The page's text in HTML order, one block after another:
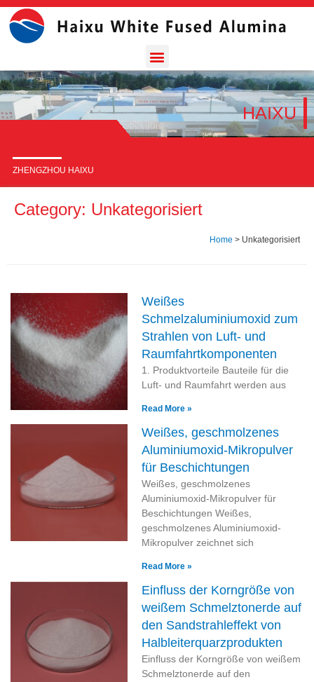
HAIXU
ZHENGZHOU HAIXU
Category: Unkategorisiert
Home > Unkategorisiert
Weißes
Schmelzaluminiumoxid zum
Strahlen von Luft- und
Raumfahrtkomponenten
1. Produktvorteile Bauteile für die
Luft- und Raumfahrt werden aus
Read More »
Weißes, geschmolzenes
Aluminiumoxid-Mikropulver
für Beschichtungen
Weißes, geschmolzenes
Aluminiumoxid-Mikropulver für
Beschichtungen Weißes,
geschmolzenes Aluminiumoxid-
Mikropulver zeichnet sich
Read More »
Einfluss der Korngröße von
weißem Schmelztonerde auf
den Sandstrahleffekt von
Halbleiterquarzprodukten
Einfluss der Korngröße von weißem
Schmelztonerde auf den